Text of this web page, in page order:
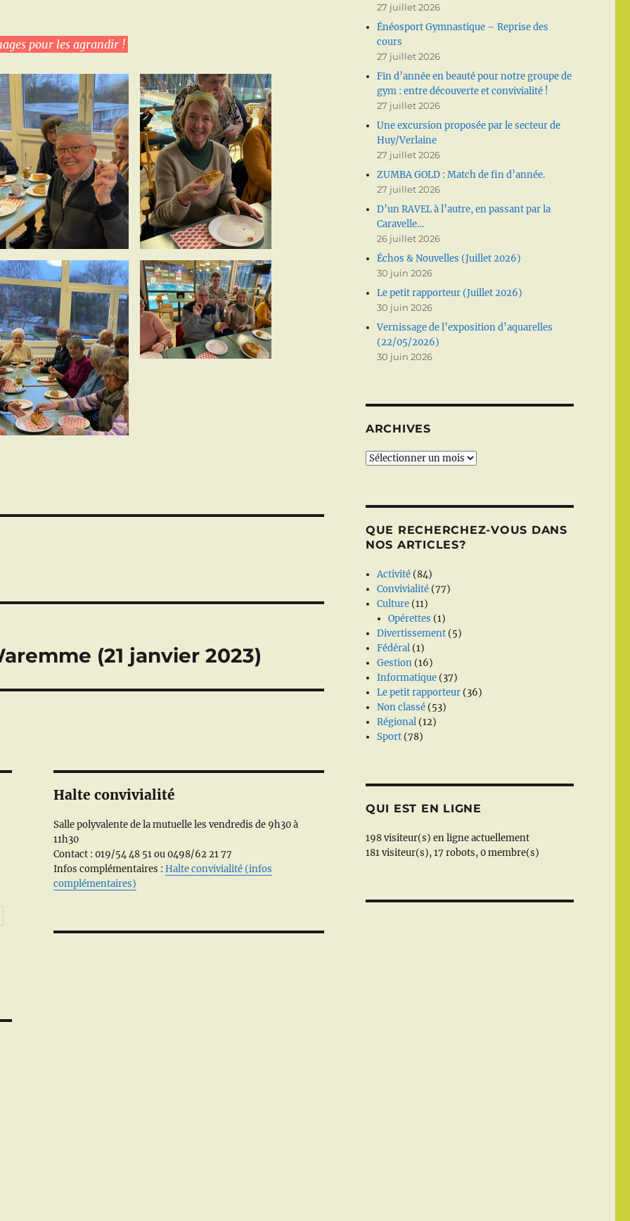
pour les agrandir !
(21 janvier 2023)
Halte convivialité
Salle polyvalente de la mutuelle les vendredis de 9h30 à
11h30
Contact : 019/54 48 51 ou 0498/62 21 77
Infos complémentaires :Halte convivialité (infos
complémentaires)
27 juillet 2026
Énéosport Gymnastique – Reprise des
cours
27 juillet 2026
Fin d’année en beauté pour notre groupe de
gym : entre découverte et convivialité !
27 juillet 2026
Une excursion proposée par le secteur de
Huy/Verlaine
27 juillet 2026
ZUMBA GOLD : Match de fin d’année.
27 juillet 2026
D’un RAVEL à l’autre, en passant par la
Caravelle…
26 juillet 2026
Échos & Nouvelles (Juillet 2026)
30 juin 2026
Le petit rapporteur (Juillet 2026)
30 juin 2026
Vernissage de l’exposition d’aquarelles
(22/05/2026)
30 juin 2026
ARCHIVES
Archives
QUE RECHERCHEZ-VOUS DANS
NOS ARTICLES?
Activité (84)
Convivialité (77)
Culture (11)
Opérettes (1)
Divertissement (5)
Fédéral (1)
Gestion (16)
Informatique (37)
Le petit rapporteur (36)
Non classé (53)
Régional (12)
Sport (78)
QUI EST EN LIGNE
198 visiteur(s) en ligne actuellement
181 visiteur(s),17 robots,0 membre(s)